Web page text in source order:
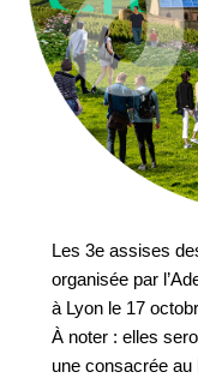
Les 3e assises
organisée par
à Lyon le 17
À noter : elles
une consacrée au